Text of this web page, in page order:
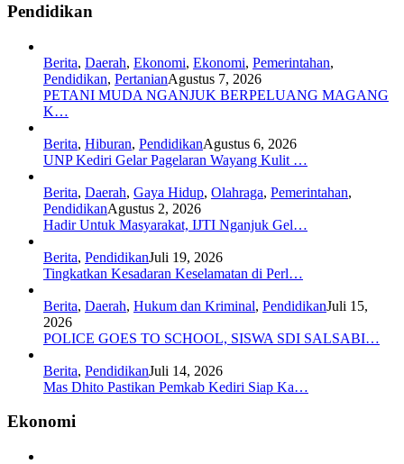
Pendidikan
Berita, Daerah, Ekonomi, Ekonomi, Pemerintahan,
Pendidikan, PertanianAgustus 7, 2026
PETANI MUDA NGANJUK BERPELUANG MAGANG
K…
Berita, Hiburan, PendidikanAgustus 6, 2026
UNP Kediri Gelar Pagelaran Wayang Kulit …
Berita, Daerah, Gaya Hidup, Olahraga, Pemerintahan,
PendidikanAgustus 2, 2026
Hadir Untuk Masyarakat, IJTI Nganjuk Gel…
Berita, PendidikanJuli 19, 2026
Tingkatkan Kesadaran Keselamatan di Perl…
Berita, Daerah, Hukum dan Kriminal, PendidikanJuli 15,
2026
POLICE GOES TO SCHOOL, SISWA SDI SALSABI…
Berita, PendidikanJuli 14, 2026
Mas Dhito Pastikan Pemkab Kediri Siap Ka…
Ekonomi